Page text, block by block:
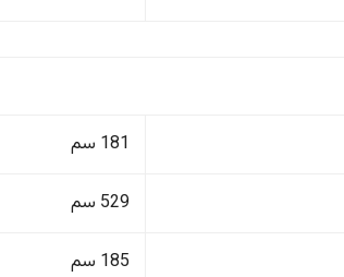
181 سم
529 سم
185 سم